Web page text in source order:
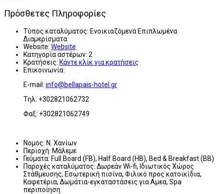
Πρόσθετες Πληροφορίες
Τύπος καταλύματος: Ενοικιαζόμενα Επιπλωμένα
Διαμερίσματα
Website: Website
Κατηγορία αστέρων: 2
Κρατήσεις: Κάντε κλίκ για κρατήσεις
Επικοινωνία:
E-mail: info@bellapais-hotel.gr
Tηλ: +302821062732
Φαξ: +302821062749
Νομός: Ν. Χανίων
Περιοχή: Μάλεμε
Γεύματα: Full Board (FB), Half Board (HB), Bed & Breakfast (BB)
Παροχές καταλύματος: Δωρεάν Wi-fi, Ιδιωτικός Χώρος
Στάθμευσης, Εσωτερική πισίνα, Φιλικό προς κατοικίδια,
Καφετέρια, Δωμάτια-εγκαταστάσεις για Αμεα, Spa
περιποίηση